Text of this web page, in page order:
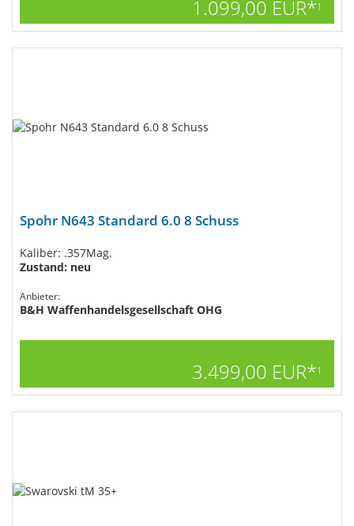
1.099,00 EUR*1
Spohr N643 Standard 6.0 8 Schuss
Kaliber: .357Mag.
Zustand: neu
Anbieter:
B&H Waffenhandelsgesellschaft OHG
3.499,00 EUR*1